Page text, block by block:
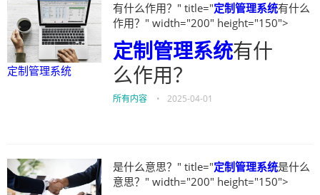
定制管理系统
有什么作用？" title="定制管理系统有什么
作用？" width="200" height="150">
定制管理系统有什
么作用？
所有内容 • 2025-04-01
是什么意思？" title="定制管理系统是什么
意思？" width="200" height="150">